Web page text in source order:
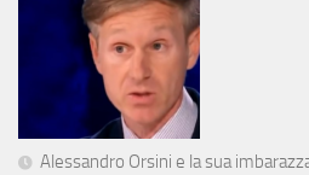
Alessandro Orsini e la sua